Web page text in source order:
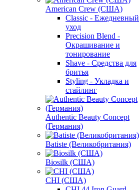
American Crew (США)
Classic - Ежедневный
уход
Precision Blend -
Окрашивание и
тонирование
Shave - Средства для
бритья
Styling - Укладка и
стайлинг
Authentic Beauty Concept
(Германия)
Batiste (Великобритания)
Biosilk (США)
CHI (США)